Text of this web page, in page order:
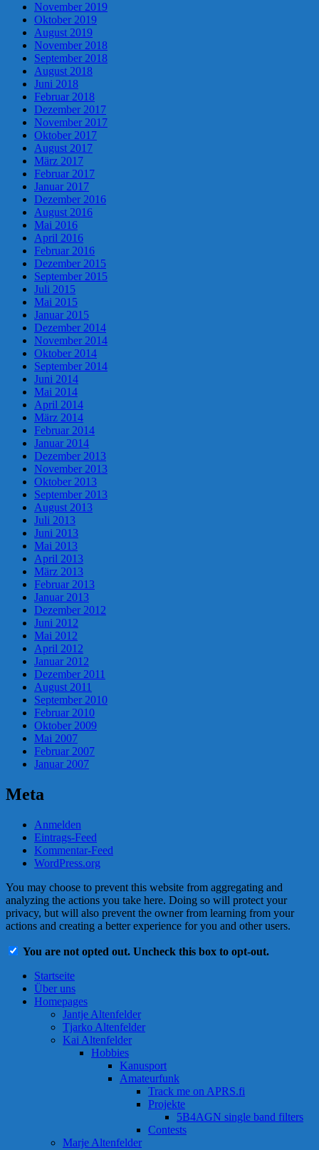
November 2019
Oktober 2019
August 2019
November 2018
September 2018
August 2018
Juni 2018
Februar 2018
Dezember 2017
November 2017
Oktober 2017
August 2017
März 2017
Februar 2017
Januar 2017
Dezember 2016
August 2016
Mai 2016
April 2016
Februar 2016
Dezember 2015
September 2015
Juli 2015
Mai 2015
Januar 2015
Dezember 2014
November 2014
Oktober 2014
September 2014
Juni 2014
Mai 2014
April 2014
März 2014
Februar 2014
Januar 2014
Dezember 2013
November 2013
Oktober 2013
September 2013
August 2013
Juli 2013
Juni 2013
Mai 2013
April 2013
März 2013
Februar 2013
Januar 2013
Dezember 2012
Juni 2012
Mai 2012
April 2012
Januar 2012
Dezember 2011
August 2011
September 2010
Februar 2010
Oktober 2009
Mai 2007
Februar 2007
Januar 2007
Meta
Anmelden
Eintrags-Feed
Kommentar-Feed
WordPress.org
You may choose to prevent this website from aggregating and
analyzing the actions you take here. Doing so will protect your
privacy, but will also prevent the owner from learning from your
actions and creating a better experience for you and other users.
You are not opted out. Uncheck this box to opt-out.
Startseite
Über uns
Homepages
Jantje Altenfelder
Tjarko Altenfelder
Kai Altenfelder
Hobbies
Kanusport
Amateurfunk
Track me on APRS.fi
Projekte
5B4AGN single band filters
Contests
Marje Altenfelder